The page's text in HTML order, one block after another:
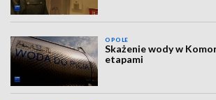
OPOLE
Skażenie wody w
etapami